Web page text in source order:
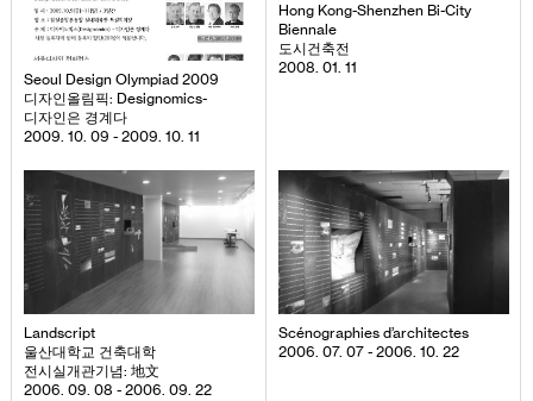
Seoul Design Olympiad 2009
디자인올림픽: Designomics-
디자인은 경계다
2009. 10. 09 - 2009. 10. 11
Hong Kong-Shenzhen Bi-City
Biennale
도시건축전
2008. 01. 11
Landscript
울산대학교 건축대학
전시실개관기념: 地文
2006. 09. 08 - 2006. 09. 22
Scénographies d’architectes
2006. 07. 07 - 2006. 10. 22